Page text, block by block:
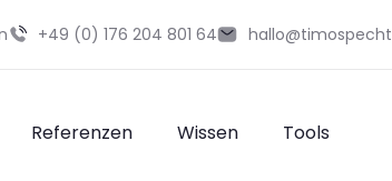
+49 (0) 176 204 801 64
Referenzen Wissen Tools